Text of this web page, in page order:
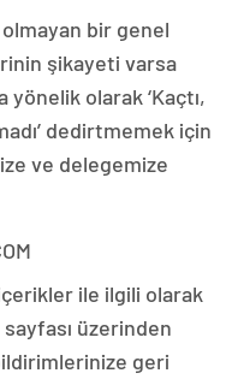
bir genel
şikayeti varsa
olarak ‘Kaçtı,
dedirtmemek için
ve delegemize
ile ilgili olarak
üzerinden
geri